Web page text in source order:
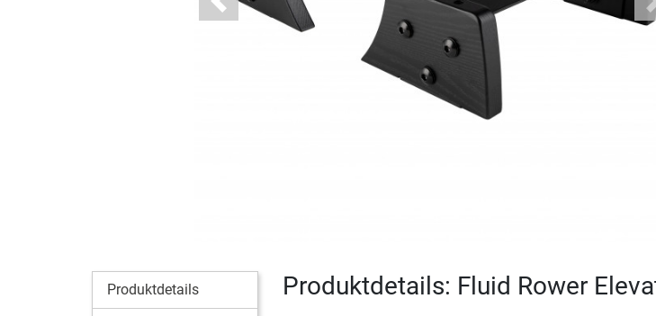
Previous
Produktdetails Produktdetails: Fluid Rower